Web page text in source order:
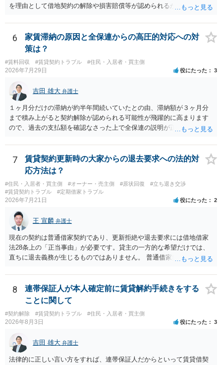
を理由として借地契約の解除や損害賠償等が認められるかどうかが問
の建物を住居用に限定する（事業に使用しない）特約があると評価で
きるかどうかが重要でしょう（借地契約締結後に賃借人が建物を店舗
に改装したという事案で、住居に限定する特約までは存在しなかった
として契約解除を認めなかった裁判例があります）。契約条項の記載
や解釈の問題になりますので、弁護士へ直接相談されることをお勧め
します。
6
家賃滞納の原因と全保連からの高圧的対応への対
策は？
#賃料回収 #賃貸契約トラブル #住民・入居者・買主側
2026年7月29日 役にたった 3
吉田 雄大 弁護士
１ヶ月分だけの滞納が約半年間続いていたとの由、滞納額が３ヶ月分
まで積み上がると契約解除が認められる可能性が飛躍的に高まります
ので、過去の支払額を確認なさった上で全保連の説明が正しければ、
た理由は気になるところですが、中身のある返答は期待できないと思
います。
7
賃貸契約更新時の大家からの退去要求への法的対
応方法は？
#住民・入居者・買主側 #オーナー・売主側 #原状回復
#立ち退き交渉
#賃貸契約トラブル
#定期借家トラブル
2026年7月21日 役にたった 2
王 宣麟 弁護士
現在の契約は普通借家契約であり、更新拒絶や退去要求には借地借家
法28条上の「正当事由」が必要です。貸主の一方的な希望だけでは、
直ちに退去義務が生じるものではありません。 普通借家契約から定期
新たな定期借家契約を締結する形になりますが、これは任意の合意が
前提であり、借主が同意しなければ成立しません。 12年間の居住実
績、子どもの学校や地域とのつながり、転居費用の準備が困難な事情
などは、借主側の強い居住継続の必要性として正当事由判断において
重視される要素ですので、貸主側にかなり具体的な事情と立退料など
がない限り、更新拒絶が認められるハードルは一般的に高いと考えら
れます。 建物が未登記であること自体は、賃貸借契約の有効性を直ち
に否定するものではなく、引渡しがされていれば賃貸借の効力は原則
有効とされています。 今後の交渉では、①現在は普通借家契約が継続
8
連帯保証人が本人確定前に賃貸解約手続きをする
ことに関して
#契約解除 #賃貸契約トラブル #住民・入居者・買主側
2026年8月3日 役にたった 3
吉田 雄大 弁護士
法律的に正しい言い方をすれば、連帯保証人だからといって賃貸借契